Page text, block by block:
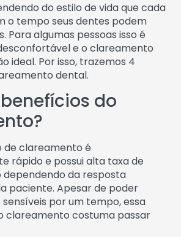
do estilo de vida que cada
o tempo seus dentes podem
Para algumas pessoas isso é
e o clareamento
ideal. Por isso, trazemos 4
dental.
do
clareamento é
rápido e possui alta taxa de
dependendo da resposta
paciente. Apesar de poder
por um tempo, essa
clareamento costuma passar